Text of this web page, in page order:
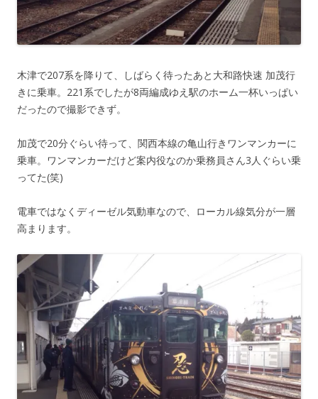
木津で207系を降りて、しばらく待ったあと大和路快速 加茂行
きに乗車。221系でしたが8両編成ゆえ駅のホーム一杯いっぱい
だったので撮影できず。
加茂で20分ぐらい待って、関西本線の亀山行きワンマンカーに
乗車。ワンマンカーだけど案内役なのか乗務員さん3人ぐらい乗
ってた(笑)
電車ではなくディーゼル気動車なので、ローカル線気分が一層
高まります。